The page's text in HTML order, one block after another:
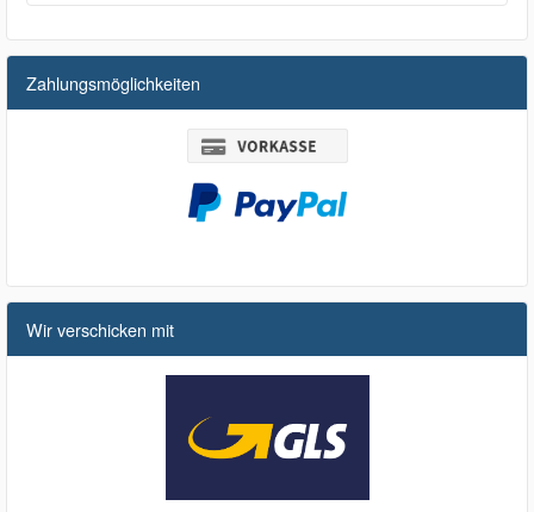
Zahlungsmöglichkeiten
Wir verschicken mit